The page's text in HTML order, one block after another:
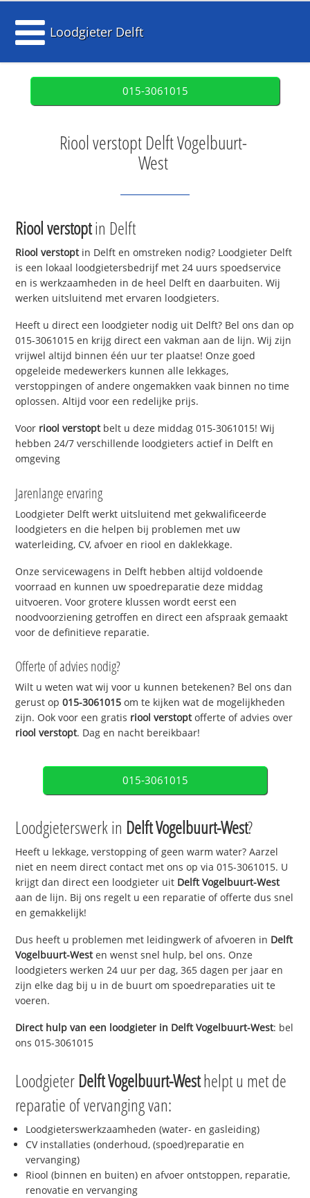
Loodgieter Delft
015-3061015
Riool verstopt Delft Vogelbuurt-
West
Riool verstoptin Delft
Riool verstoptin Delft en omstreken nodig? Loodgieter Delft
is een lokaal loodgietersbedrijf met 24 uurs spoedservice
en is werkzaamheden in de heel Delft en daarbuiten. Wij
werken uitsluitend met ervaren loodgieters.
Heeft u direct een loodgieter nodig uit Delft? Bel ons dan op
015-3061015 en krijg direct een vakman aan de lijn. Wij zijn
vrijwel altijd binnen één uur ter plaatse! Onze goed
opgeleide medewerkers kunnen alle lekkages,
verstoppingen of andere ongemakken vaak binnen no time
oplossen. Altijd voor een redelijke prijs.
Voor riool verstoptbelt u deze middag 015-3061015! Wij
hebben 24/7 verschillende loodgieters actief in Delft en
omgeving
Jarenlange ervaring
Loodgieter Delft werkt uitsluitend met gekwalificeerde
loodgieters en die helpen bij problemen met uw
waterleiding, CV, afvoer en riool en daklekkage.
Onze servicewagens in Delft hebben altijd voldoende
voorraad en kunnen uw spoedreparatie deze middag
uitvoeren. Voor grotere klussen wordt eerst een
noodvoorziening getroffen en direct een afspraak gemaakt
voor de definitieve reparatie.
Offerte of advies nodig?
Wilt u weten wat wij voor u kunnen betekenen? Bel ons dan
gerust op015-3061015 om te kijken wat de mogelijkheden
zijn. Ook voor een gratis riool verstoptofferte of advies over
riool verstopt. Dag en nacht bereikbaar!
015-3061015
Loodgieterswerk in Delft Vogelbuurt-West?
Heeft u lekkage, verstopping of geen warm water? Aarzel
niet en neem direct contact met ons op via 015-3061015. U
krijgt dan direct een loodgieter uit Delft Vogelbuurt-West
aan de lijn. Bij ons regelt u een reparatie of offerte dus snel
en gemakkelijk!
Dus heeft u problemen met leidingwerk of afvoeren in Delft
Vogelbuurt-Westen wenst snel hulp, bel ons. Onze
loodgieters werken 24 uur per dag, 365 dagen per jaar en
zijn elke dag bij u in de buurt om spoedreparaties uit te
voeren.
Direct hulp van een loodgieter in Delft Vogelbuurt-West: bel
ons 015-3061015
Loodgieter Delft Vogelbuurt-Westhelpt u met de
reparatie of vervanging van:
Loodgieterswerkzaamheden (water- en gasleiding)
CV installaties (onderhoud, (spoed)reparatie en
vervanging)
Riool (binnen en buiten) en afvoer ontstoppen, reparatie,
renovatie en vervanging